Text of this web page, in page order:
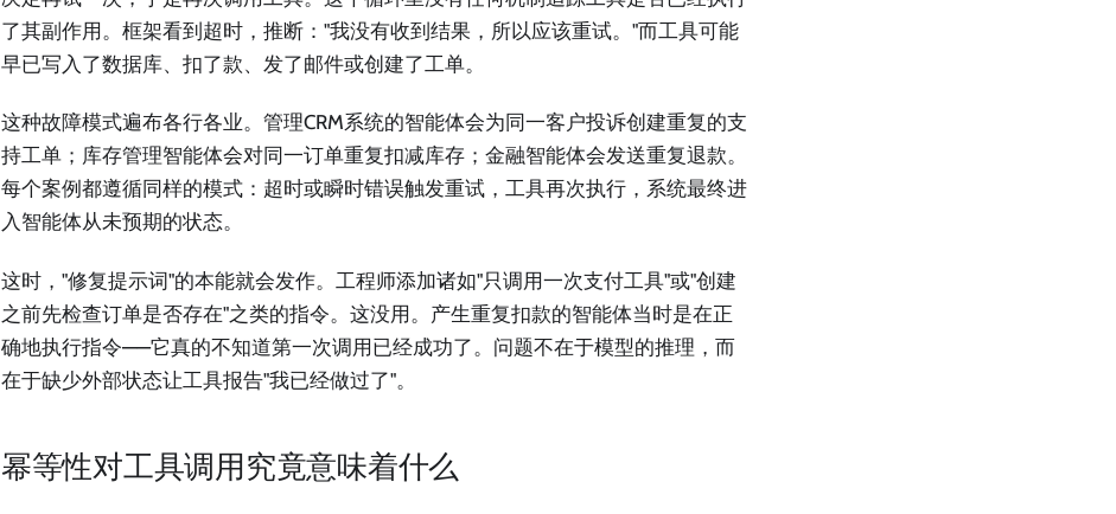
了其副作用。框架看到超时，推断："我没有收到结果，所以应该重试。"而工具可能
早已写入了数据库、扣了款、发了邮件或创建了工单。
这种故障模式遍布各行各业。管理CRM系统的智能体会为同一客户投诉创建重复的支
持工单；库存管理智能体会对同一订单重复扣减库存；金融智能体会发送重复退款。
每个案例都遵循同样的模式：超时或瞬时错误触发重试，工具再次执行，系统最终进
入智能体从未预期的状态。
这时，"修复提示词"的本能就会发作。工程师添加诸如"只调用一次支付工具"或"创建
之前先检查订单是否存在"之类的指令。这没用。产生重复扣款的智能体当时是在正
确地执行指令——它真的不知道第一次调用已经成功了。问题不在于模型的推理，而
在于缺少外部状态让工具报告"我已经做过了"。
幂等性对工具调用究竟意味着什么